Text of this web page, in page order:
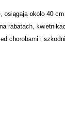
około 40
rabatach,
chorobami i